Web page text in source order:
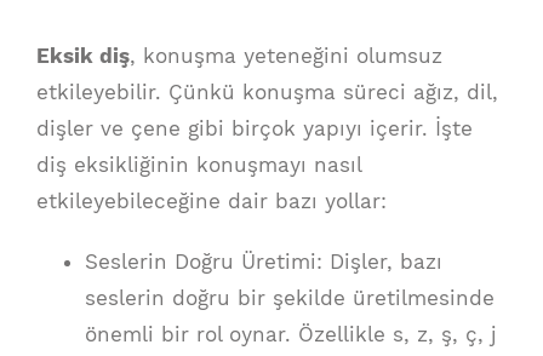
Eksik diş, konuşma yeteneğini olumsuz
etkileyebilir. Çünkü konuşma süreci ağız, dil,
dişler ve çene gibi birçok yapıyı içerir. İşte
diş eksikliğinin konuşmayı nasıl
etkileyebileceğine dair bazı yollar:
Seslerin Doğru Üretimi: Dişler, bazı
seslerin doğru bir şekilde üretilmesinde
önemli bir rol oynar. Özellikle s, z, ş, ç, j